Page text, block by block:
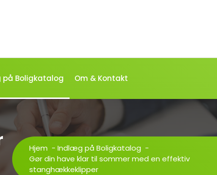
Boligkatalog Om & Kontakt
Hjem - Indlæg på Boligkatalog -
Gør din have klar til sommer med en effektiv
stanghækkeklipper